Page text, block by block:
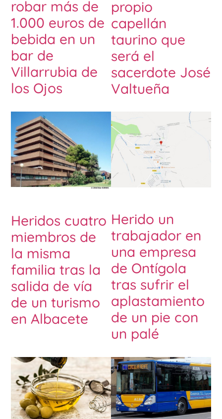
robar más de
1.000 euros de
bebida en un
bar de
Villarrubia de
los Ojos
propio
capellán
taurino que
será el
sacerdote José
Valtueña
Heridos cuatro
miembros de
la misma
familia tras la
salida de vía
de un turismo
en Albacete
Herido un
trabajador en
una empresa
de Ontígola
tras sufrir el
aplastamiento
de un pie con
un palé